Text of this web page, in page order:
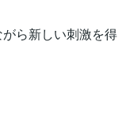
ら新しい刺激を得